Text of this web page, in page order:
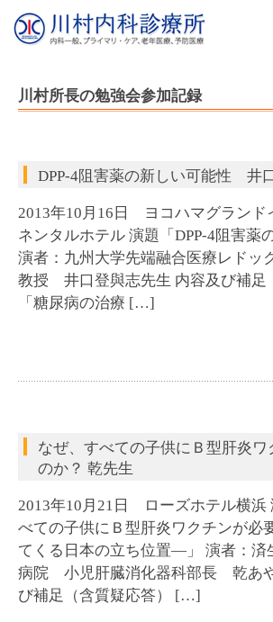
川村所長の勉強会参加記録
DPP-4阻害薬の新しい可能性 井
2013年10月16日 ヨコハマグランド
ネンタルホテル 演題「DPP-4阻害薬
演者：九州大学先端融合医療レドッ
教授 井口登與志先生 内容及び補足
「糖尿病の治療 […]
なぜ、すべての子供にＢ型肝炎ワ
のか？ 乾先生
2013年10月21日 ローズホテル横浜
べての子供にＢ型肝炎ワクチンが必
てくる日本の立ち位置―」 演者：済
病院 小児肝臓消化器科部長 乾あ
び補足（含質疑応答） […]